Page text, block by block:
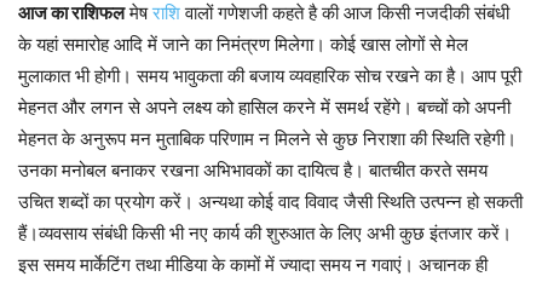
आज का राशिफलमेषराशिवालों गणेशजी कहते है की आज किसी नजदीकी संबंधी
के यहां समारोह आदि में जाने का निमंत्रण मिलेगा। कोई खास लोगों से मेल
मुलाकात भी होगी। समय भावुकता की बजाय व्यवहारिक सोच रखने का है। आप पूरी
मेहनत और लगन से अपने लक्ष्य को हासिल करने में समर्थ रहेंगे। बच्चों को अपनी
मेहनत के अनुरूप मन मुताबिक परिणाम न मिलने से कुछ निराशा की स्थिति रहेगी।
उनका मनोबल बनाकर रखना अभिभावकों का दायित्व है। बातचीत करते समय
उचित शब्दों का प्रयोग करें। अन्यथा कोई वाद विवाद जैसी स्थिति उत्पन्न हो सकती
हैं।व्यवसाय संबंधी किसी भी नए कार्य की शुरुआत के लिए अभी कुछ इंतजार करें।
इस समय मार्केटिंग तथा मीडिया के कामों में ज्यादा समय न गवाएं। अचानक ही